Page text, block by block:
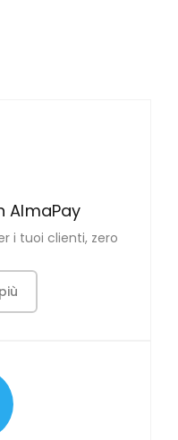
AlmaPay
i tuoi clienti, zero